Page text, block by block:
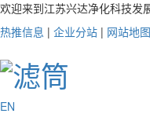
欢迎来到江苏兴达净化科技发
热推信息 | 企业分站 | 网站地图
EN